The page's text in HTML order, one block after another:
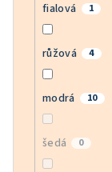
fialová 1
růžová 4
modrá 10
šedá 0